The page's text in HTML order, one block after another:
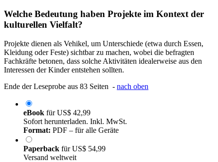
Welche Bedeutung haben Projekte im Kontext der
kulturellen Vielfalt?
Projekte dienen als Vehikel, um Unterschiede (etwa durch Essen,
Kleidung oder Feste) sichtbar zu machen, wobei die befragten
Fachkräfte betonen, dass solche Aktivitäten idealerweise aus den
Interessen der Kinder entstehen sollten.
Ende der Leseprobe aus 83 Seiten - nach oben
eBook fürUS$ 42,99
Sofort herunterladen. Inkl. MwSt.
Format: PDF – für alle Geräte
Paperback fürUS$ 54,99
Versand weltweit